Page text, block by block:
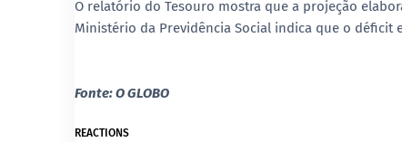
O relatório do Tesouro mostra que a projeção
Ministério da Previdência Social indica que o déficit
Fonte: O GLOBO
REACTIONS